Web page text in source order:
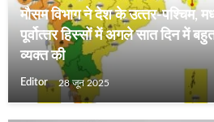
मौसम विभाग ने देश के उत्‍तर-पश्चिम,
पूर्वोत्‍तर हिस्‍सों में अगले सात दिन में
व्यक्त की
Editor 28 जून 2025